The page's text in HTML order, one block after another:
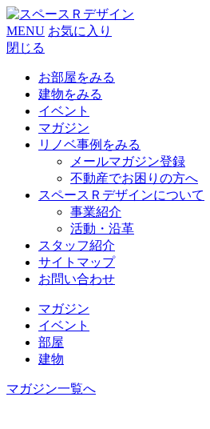
MENU お気に入り
閉じる
お部屋をみる
建物をみる
イベント
マガジン
リノベ事例をみる
メールマガジン登録
不動産でお困りの方へ
スペースＲデザインについて
事業紹介
活動・沿革
スタッフ紹介
サイトマップ
お問い合わせ
マガジン
イベント
部屋
建物
マガジン一覧へ